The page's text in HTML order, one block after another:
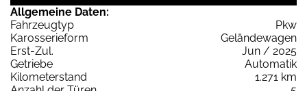
Allgemeine Daten:
Fahrzeugtyp
Pkw
Karosserieform
Geländewagen
Erst-Zul.
Jun / 2025
Getriebe
Automatik
Kilometerstand
1.271 km